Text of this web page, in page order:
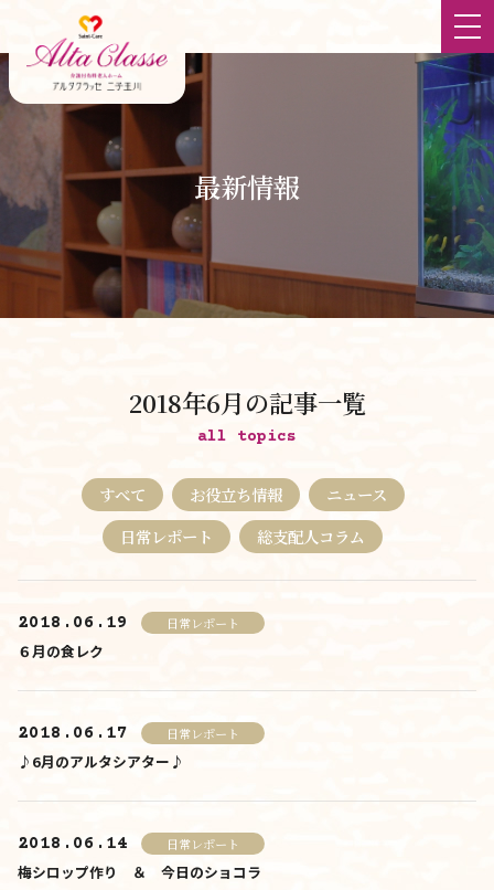
大切にしていること
チーム体制
立地
料金について
施設について
施設について
施設内・設備
0120- 33-5943
さんさんといつくしみ
最新情報
2018年6月の記事一覧
all topics
すべて お役立ち情報
ニュース
日常レポート
総支配人コラム
2018.06.19 日常レポート
６月の食レク
2018.06.17 日常レポート
♪6月のアルタシアター♪
2018.06.14 日常レポート
梅シロップ作り ＆ 今日のショコラ